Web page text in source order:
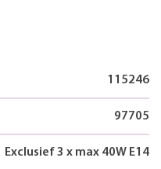
115246
97705
Exclusief 3 x max 40W E14